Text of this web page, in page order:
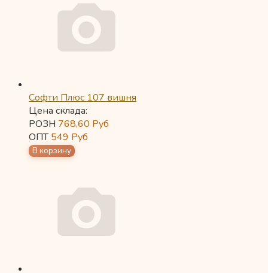
Софти Плюс 107 вишня
Цена склада:
РОЗН 768,60 Руб
ОПТ549 Руб